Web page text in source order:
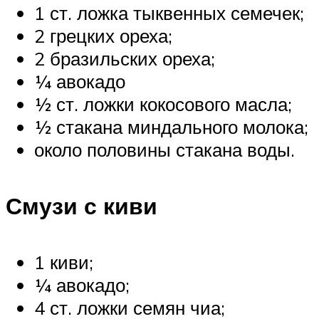
1 ст. ложка тыквенных семечек;
2 грецких ореха;
2 бразильских ореха;
¼ авокадо
½ ст. ложки кокосового масла;
½ стакана миндального молока;
около половины стакана воды.
Смузи с киви
1 киви;
¼ авокадо;
4 ст. ложки семян чиа;